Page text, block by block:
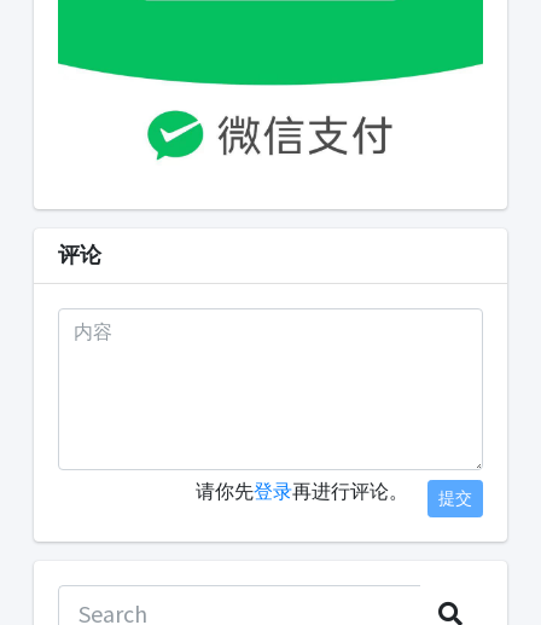
评论
请你先登录再进行评论。 提交